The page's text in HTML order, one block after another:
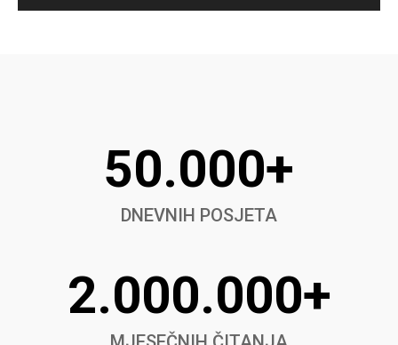
50.000+
DNEVNIH POSJETA
2.000.000+